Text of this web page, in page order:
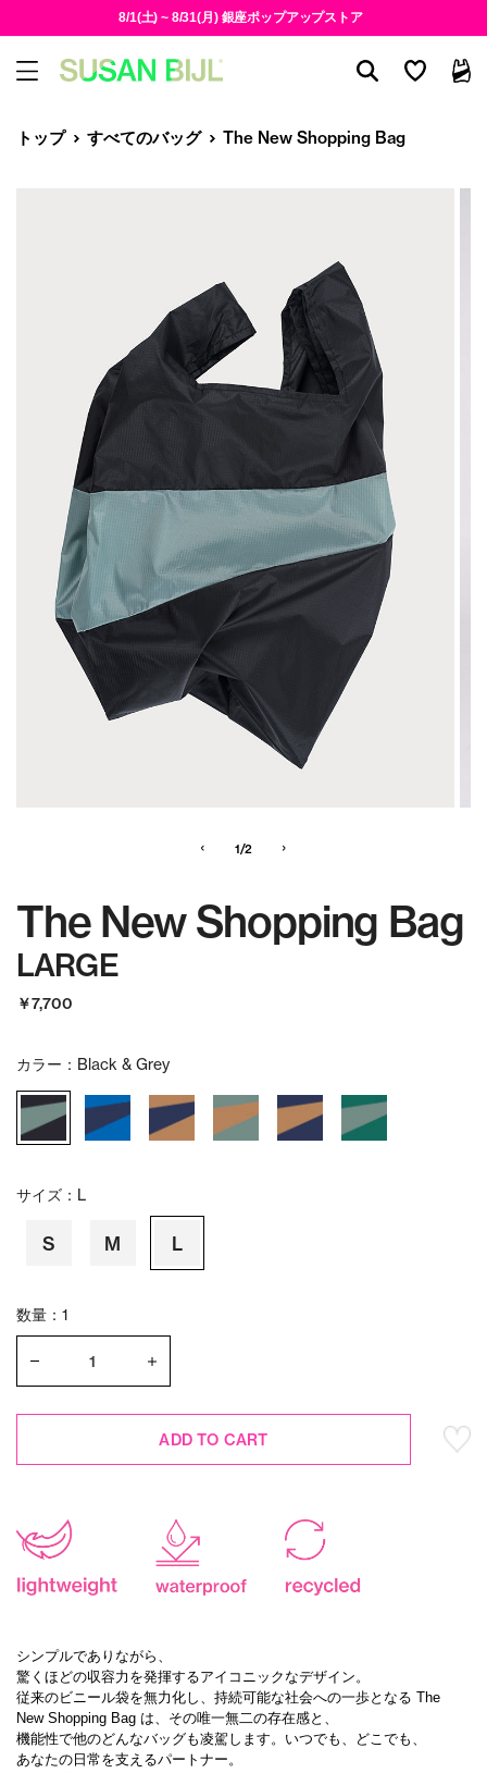
8/1(土) ~ 8/31(月) 銀座ポップアップストア
トップ すべてのバッグ The New Shopping Bag
‹ ›
1/2
The New Shopping Bag
LARGE
￥7,700
カラー： Black & Grey
サイズ： L
S M L
数量：1
ADD TO CART
シンプルでありながら、
驚くほどの収容力を発揮するアイコニックなデザイン。
従来のビニール袋を無力化し、持続可能な社会への一歩となる The
New Shopping Bag は、その唯一無二の存在感と、
機能性で他のどんなバッグも凌駕します。いつでも、どこでも、
あなたの日常を支えるパートナー。